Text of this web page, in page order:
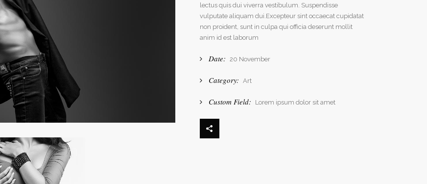
lectus quis dui viverra vestibulum. Suspendisse
vulputate aliquam dui.Excepteur sint occaecat cupidatat
non proident, sunt in culpa qui officia deserunt mollit
anim id est laborum
Date: 20 November
Category: Art
Custom Field: Lorem ipsum dolor sit amet